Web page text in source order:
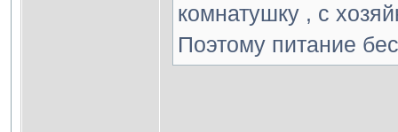
комнатушку , с
Поэтому питание